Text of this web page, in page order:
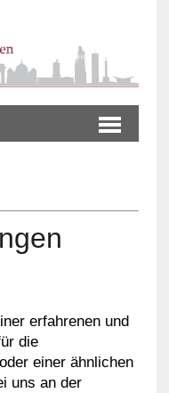
erfahrenen und
die
einer ähnlichen
uns an der